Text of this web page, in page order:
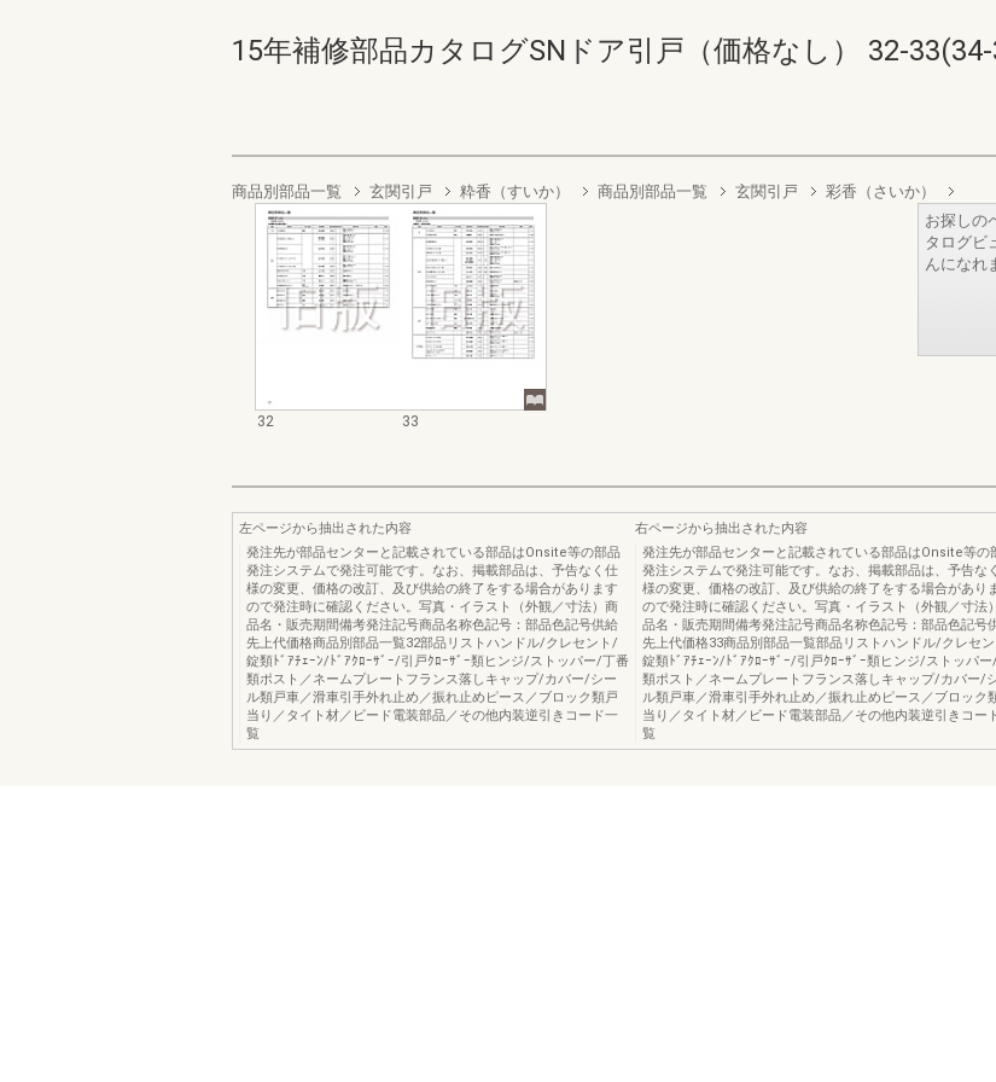
15年補修部品カタログSNドア引戸（価格なし） 32-
商品別部品一覧 玄関引戸 粋香（すいか） 商品別部品一覧 玄関引戸 彩香（さいか）
32 33
お探しの
タログビ
んになれ
左ページから抽出された内容
発注先が部品センターと記載されている部品はOnsite等の部品
発注システムで発注可能です。なお、掲載部品は、予告なく仕
様の変更、価格の改訂、及び供給の終了をする場合があります
ので発注時に確認ください。写真・イラスト（外観／寸法）商
品名・販売期間備考発注記号商品名称色記号：部品色記号供給
先上代価格商品別部品一覧32部品リストハンドル/クレセント/
錠類ﾄﾞｱﾁｪｰﾝ/ﾄﾞｱｸﾛｰｻﾞｰ/引戸ｸﾛｰｻﾞｰ類ヒンジ/ストッパー/丁番
類ポスト／ネームプレートフランス落しキャップ/カバー/シー
ル類戸車／滑車引手外れ止め／振れ止めピース／ブロック類戸
当り／タイト材／ビード電装部品／その他内装逆引きコード一
覧
右ページから抽出された内容
発注先が部品センターと記載されている部品はOnsite等の
発注システムで発注可能です。なお、掲載部品は、予告な
様の変更、価格の改訂、及び供給の終了をする場合があり
ので発注時に確認ください。写真・イラスト（外観／寸法
品名・販売期間備考発注記号商品名称色記号：部品色記号
先上代価格33商品別部品一覧部品リストハンドル/クレセ
錠類ﾄﾞｱﾁｪｰﾝ/ﾄﾞｱｸﾛｰｻﾞｰ/引戸ｸﾛｰｻﾞｰ類ヒンジ/ストッパ
類ポスト／ネームプレートフランス落しキャップ/カバー/
ル類戸車／滑車引手外れ止め／振れ止めピース／ブロック
当り／タイト材／ビード電装部品／その他内装逆引きコー
覧